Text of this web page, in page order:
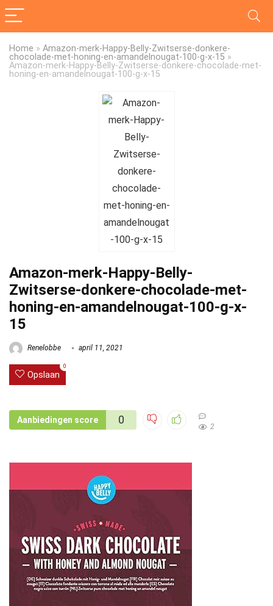
Home » Amazon-merk-Happy-Belly-Zwitserse-donkere-
chocolade-met-honing-en-amandelnougat-100-g-x-15 »
Amazon-merk-Happy-Belly-Zwitserse-donkere-chocolade-met-
honing-en-amandelnougat-100-g-x-15
Amazon-merk-Happy-Belly-
Zwitserse-donkere-chocolade-met-
honing-en-amandelnougat-100-g-x-
15
Renelobbe april 11, 2021
Opslaan
0
Aanbiedingen score 0
2